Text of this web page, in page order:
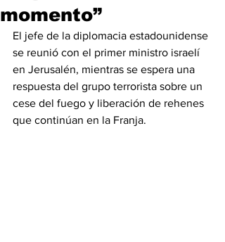
momento”
El jefe de la diplomacia estadounidense
se reunió con el primer ministro israelí
en Jerusalén, mientras se espera una
respuesta del grupo terrorista sobre un
cese del fuego y liberación de rehenes
que continúan en la Franja.